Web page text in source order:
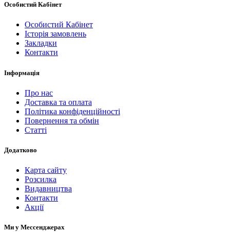
Особистий Кабінет
Особистий Кабінет
Історія замовлень
Закладки
Контакти
Інформація
Про нас
Доставка та оплата
Політика конфіденційності
Повернення та обмін
Статті
Додатково
Карта сайту
Розсилка
Видавництва
Контакти
Акції
Ми у Мессенджерах